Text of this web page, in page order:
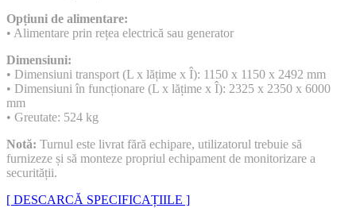
Opțiuni de alimentare:
• Alimentare prin rețea electrică sau generator
Dimensiuni:
• Dimensiuni transport (L x lățime x Î): 1150 x 1150 x 2492 mm
• Dimensiuni în funcționare (L x lățime x Î): 2325 x 2350 x 6000
mm
• Greutate: 524 kg
Notă: Turnul este livrat fără echipare, utilizatorul trebuie să
furnizeze și să monteze propriul echipament de monitorizare a
securității.
[ DESCARCĂ SPECIFICAȚIILE ]